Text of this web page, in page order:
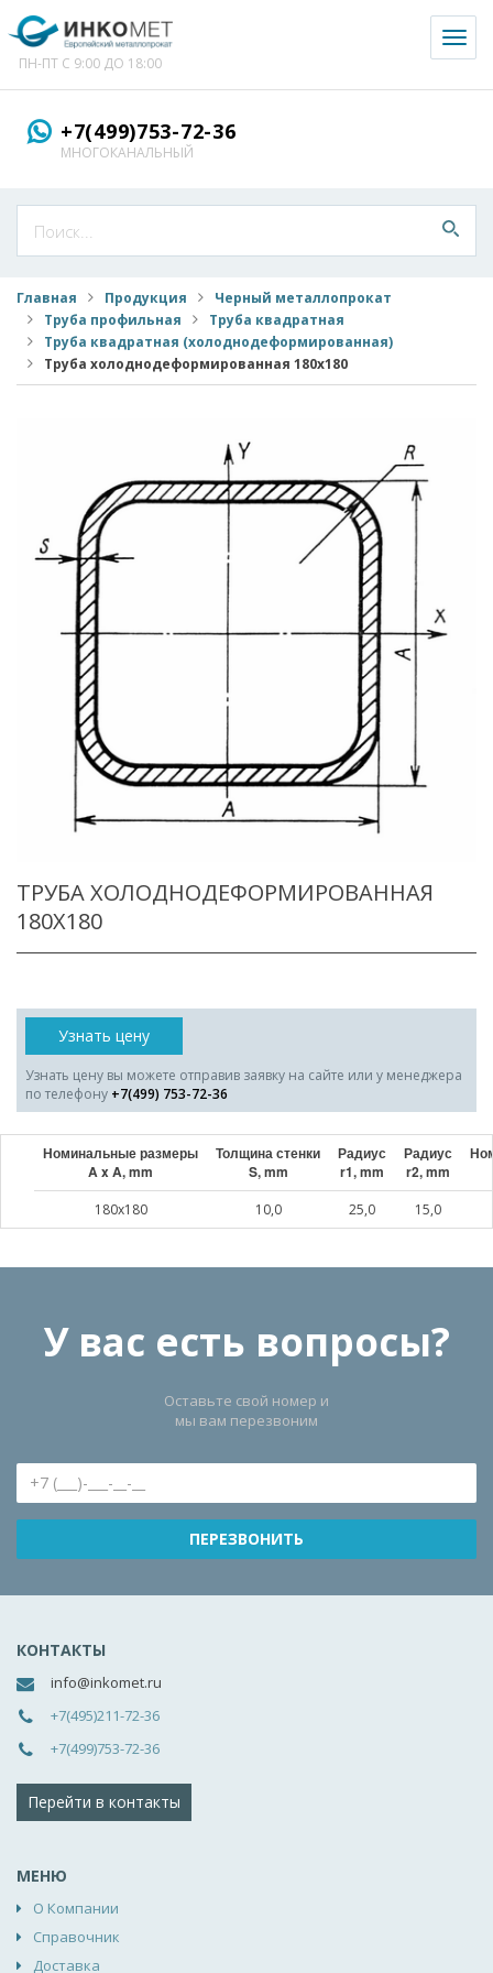
ПН-ПТ С 9:00 ДО 18:00
+7(499)753-72-36
МНОГОКАНАЛЬНЫЙ
Главная Продукция
Черный металлопрокат
Труба профильная
Труба квадратная
Труба квадратная (холоднодеформированная)
Труба холоднодеформированная 180x180
ТРУБА ХОЛОДНОДЕФОРМИРОВАННАЯ
180X180
Узнать цену
Узнать цену вы можете отправив заявку на сайте или у менеджера
по телефону +7(499) 753-72-36
Номинальные размеры
A x A, mm
Толщина стенки
S, mm
Радиус
r1, mm
Радиус
r2, mm
180x180 10,0 25,0 15,0
У вас есть вопросы?
Оставьте свой номер и
мы вам перезвоним
КОНТАКТЫ
info@inkomet.ru
+7(495)211-72-36
+7(499)753-72-36
Перейти в контакты
МЕНЮ
О Компании
Справочник
Доставка